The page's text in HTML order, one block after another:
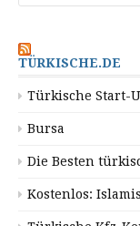
TÜRKISCHE.DE
Türkische Start-
Bursa
Die Besten
Kostenlos: